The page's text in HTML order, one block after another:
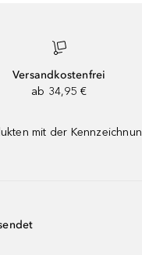
Versandkostenfrei
ab 34,95 €
mit der